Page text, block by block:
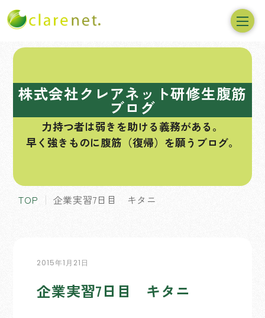
株式会社クレアネット研修生腹筋
ブログ
力持つ者は弱きを助ける義務がある。
早く強きものに腹筋（復帰）を願うブログ。
TOP 企業実習7日目 キタニ
2015年1月21日
企業実習7日目 キタニ